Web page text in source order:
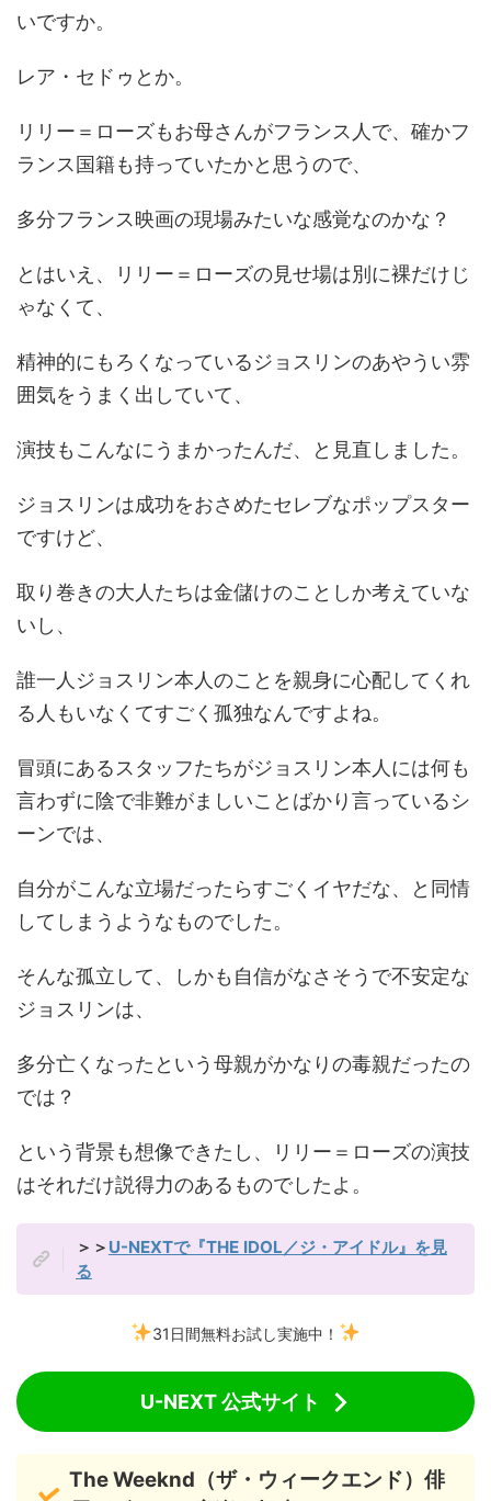
いですか。
レア・セドゥとか。
リリー＝ローズもお母さんがフランス人で、確かフ
ランス国籍も持っていたかと思うので、
多分フランス映画の現場みたいな感覚なのかな？
とはいえ、リリー＝ローズの見せ場は別に裸だけじ
ゃなくて、
精神的にもろくなっているジョスリンのあやうい雰
囲気をうまく出していて、
演技もこんなにうまかったんだ、と見直しました。
ジョスリンは成功をおさめたセレブなポップスター
ですけど、
取り巻きの大人たちは金儲けのことしか考えていな
いし、
誰一人ジョスリン本人のことを親身に心配してくれ
る人もいなくてすごく孤独なんですよね。
冒頭にあるスタッフたちがジョスリン本人には何も
言わずに陰で非難がましいことばかり言っているシ
ーンでは、
自分がこんな立場だったらすごくイヤだな、と同情
してしまうようなものでした。
そんな孤立して、しかも自信がなさそうで不安定な
ジョスリンは、
多分亡くなったという母親がかなりの毒親だったの
では？
という背景も想像できたし、リリー＝ローズの演技
はそれだけ説得力のあるものでしたよ。
＞＞ U-NEXTで『THE IDOL／ジ・アイドル』を見
る
31日間無料お試し実施中！
U-NEXT 公式サイト
The Weeknd（ザ・ウィークエンド）俳